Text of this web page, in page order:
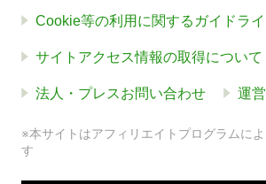
Cookie等の利用に関するガイドラ
サイトアクセス情報の取得について
法人・プレスお問い合わせ 運
※本サイトはアフィリエイトプログラムに
す